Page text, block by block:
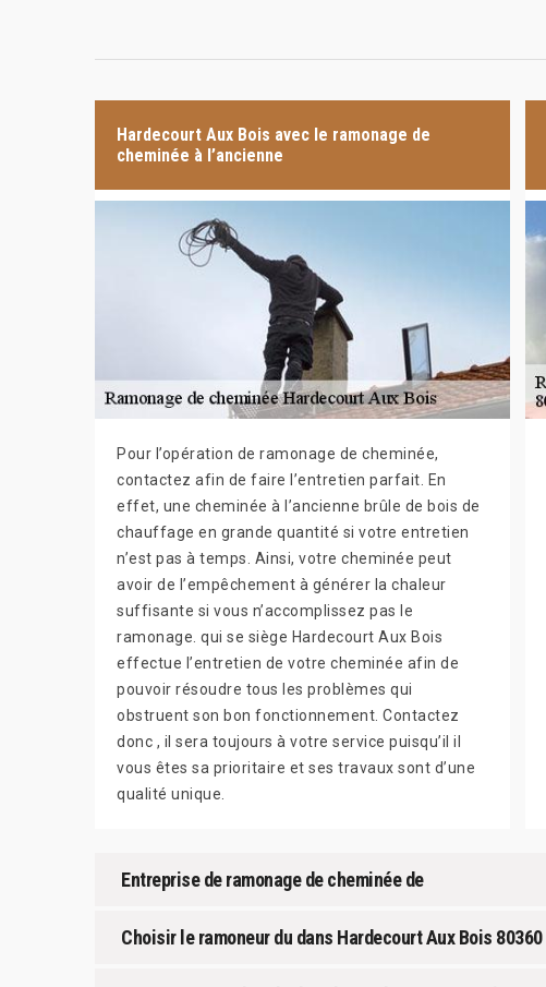
Hardecourt Aux Bois avec le ramonage de
cheminée à l’ancienne
Pour l’opération de ramonage de cheminée,
contactez afin de faire l’entretien parfait. En
effet, une cheminée à l’ancienne brûle de bois de
chauffage en grande quantité si votre entretien
n’est pas à temps. Ainsi, votre cheminée peut
avoir de l’empêchement à générer la chaleur
suffisante si vous n’accomplissez pas le
ramonage. qui se siège Hardecourt Aux Bois
effectue l’entretien de votre cheminée afin de
pouvoir résoudre tous les problèmes qui
obstruent son bon fonctionnement. Contactez
donc , il sera toujours à votre service puisqu’il il
vous êtes sa prioritaire et ses travaux sont d’une
qualité unique.
Entreprise de ramonage de cheminée de
Choisir le ramoneur du dans Hardecourt Aux Bois 80360